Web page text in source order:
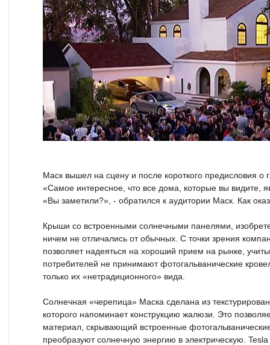
Маск вышел на сцену и после короткого предисловия о
«Самое интересное, что все дома, которые вы видите,
«Вы заметили?», - обратился к аудитории Маск. Как
Крыши со встроенными солнечными панелями,
ничем не отличались от обычных. С точки зрения
позволяет надеяться на хороший прием на рынке,
потребителей не принимают фотогальванические
только их «нетрадиционного» вида.
Солнечная «черепица» Маска сделана из
которого напоминает конструкцию жалюзи. Это
материал, скрывающий встроенные
преобразуют солнечную энергию в электрическую.